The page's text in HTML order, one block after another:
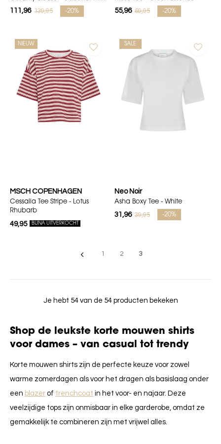
111,96 139,95 -20% 55,96 69,95 -20%
NIEUW
MSCH COPENHAGEN
Cessalia Tee Stripe - Lotus
Rhubarb
49,95 BIJNA UITVERKOCHT
SALE
Neo Noir
Asha Boxy Tee - White
31,96 39,95 -20%
1 2 3
Je hebt 54 van de 54 producten bekeken
Shop de leukste korte mouwen shirts
voor dames – van casual tot trendy
Korte mouwen shirts zijn de perfecte keuze voor zowel
warme zomerdagen als voor het dragen als basislaag onder
een blazer of trenchcoat in het voor- en najaar. Deze
veelzijdige tops zijn onmisbaar in elke garderobe, omdat ze
gemakkelijk te combineren zijn met vrijwel alles.